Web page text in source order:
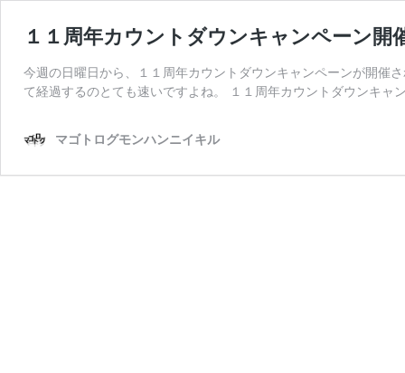
１１周年カウントダウンキャンペーン
今週の日曜日から、１１周年カウントダウンキャンペーンが開催
て経過するのとても速いですよね。 １１周年カウントダウンキ
マゴトログモンハンニイキル